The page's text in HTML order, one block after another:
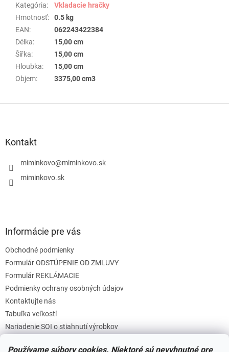
Používame súbory cookies. Niektoré sú nevyhnutné pre
Kategória:
Vkladacie hračky
Hmotnosť:
0.5 kg
EAN:
062243422384
Délka:
15,00 cm
Šířka:
15,00 cm
Hloubka:
15,00 cm
Objem: 3375,00 cm3
Kontakt
miminkovo@miminkovo.sk
miminkovo.sk
Informácie pre vás
Obchodné podmienky
Formulár ODSTÚPENIE OD ZMLUVY
Formulár REKLÁMACIE
Podmienky ochrany osobných údajov
Kontaktujte nás
Tabuľka veľkostí
Nariadenie SOI o stiahnutí výrobkov